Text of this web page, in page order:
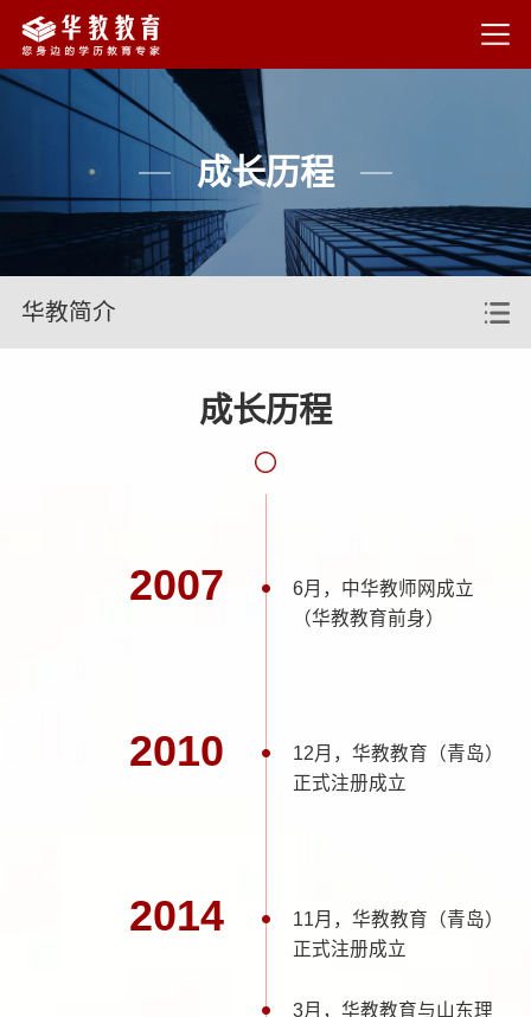
成长历程
华教简介
成长历程
2007
6月，中华教师网成立
（华教教育前身）
2010
12月，华教教育（青岛）
正式注册成立
2014
11月，华教教育（青岛）
正式注册成立
3月，华教教育与山东理